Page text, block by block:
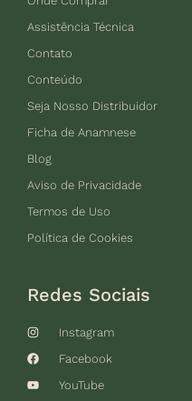
Assistência Técnica
Contato
Conteúdo
Seja Nosso Distribuidor
Ficha de Anamnese
Blog
Aviso de Privacidade
Termos de Uso
Política de Cookies
Redes Sociais
Instagram
Facebook
YouTube